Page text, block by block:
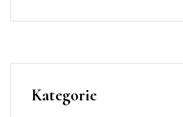
Kategorie